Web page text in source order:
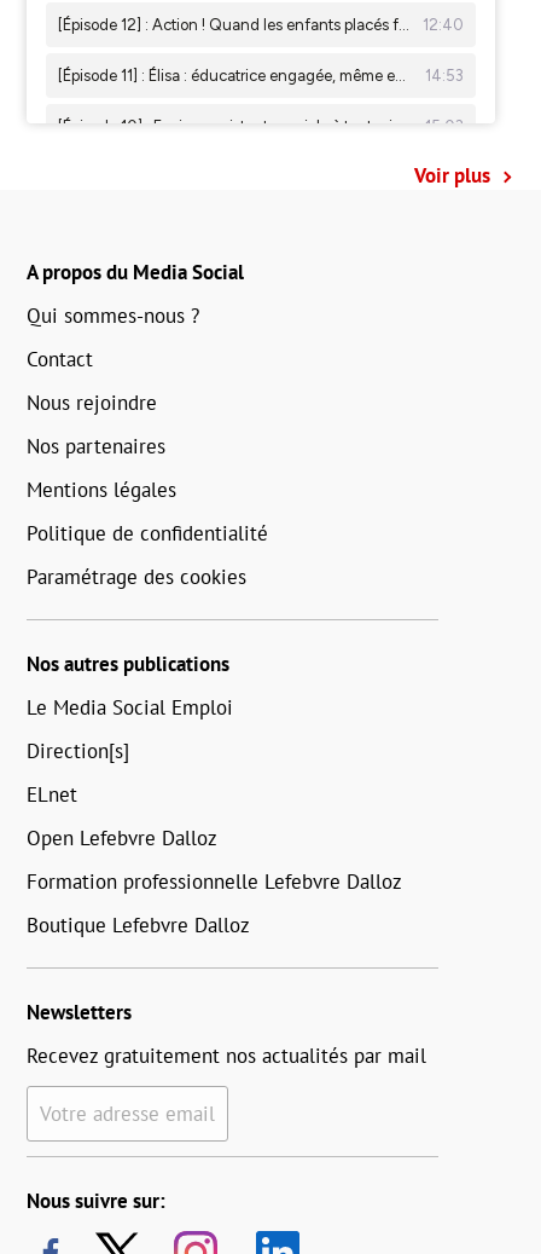
Voir plus
A propos du Media Social
Qui sommes-nous ?
Contact
Nous rejoindre
Nos partenaires
Mentions légales
Politique de confidentialité
Paramétrage des cookies
Nos autres publications
Le Media Social Emploi
Direction[s]
ELnet
Open Lefebvre Dalloz
Formation professionnelle Lefebvre Dalloz
Boutique Lefebvre Dalloz
Newsletters
Recevez gratuitement nos actualités par mail
Votre adresse email
Nous suivre sur: